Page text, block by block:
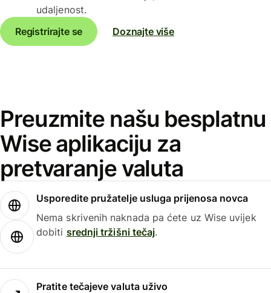
udaljenost.
Registrirajte se
Doznajte više
Preuzmite našu besplatnu
Wise aplikaciju za
pretvaranje valuta
Usporedite pružatelje usluga prijenosa novca
Nema skrivenih naknada pa ćete uz Wise uvijek
dobiti srednji tržišni tečaj.
Pratite tečajeve valuta uživo